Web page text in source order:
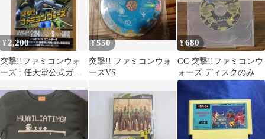
¥ 2,200
突撃!!ファミコンウォ
ーズ : 任天堂公式ガイ
ーブ攻略本
¥550
突撃!! ファミコンウォ
ーズVS
¥680
GC 突撃!!ファミコンウ
ォーズ ディスクのみ